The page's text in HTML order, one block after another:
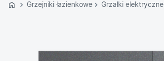
Grzejniki łazienkowe Grzałki elektryczne